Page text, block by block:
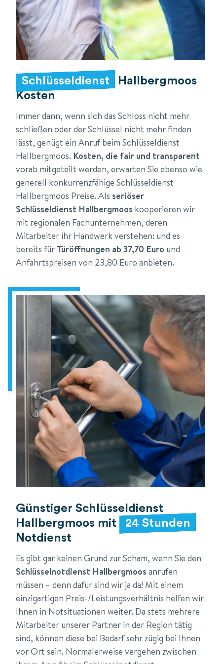
Schlüsseldienst
Hallbergmoos
Kosten
Immer dann, wenn sich das Schloss nicht mehr
schließen oder der Schlüssel nicht mehr finden
lässt, genügt ein Anruf beim Schlüsseldienst
Hallbergmoos. Kosten, die fair und transparent
vorab mitgeteilt werden, erwarten Sie ebenso wie
generell konkurrenzfähige Schlüsseldienst
Hallbergmoos Preise. Als seriöser
Schlüsseldienst Hallbergmoos kooperieren wir
mit regionalen Fachunternehmen, deren
Mitarbeiter ihr Handwerk verstehen: und es
bereits für Türöffnungen ab 37,70 Euro und
Anfahrtspreisen von 23,80 Euro anbieten.
Günstiger Schlüsseldienst
Hallbergmoos mit
24 Stunden
Notdienst
Es gibt gar keinen Grund zur Scham, wenn Sie den
Schlüsselnotdienst Hallbergmoos anrufen
müssen – denn dafür sind wir ja da! Mit einem
einzigartigen Preis-/Leistungsverhältnis helfen wir
Ihnen in Notsituationen weiter. Da stets mehrere
Mitarbeiter unserer Partner in der Region tätig
sind, können diese bei Bedarf sehr zügig bei Ihnen
vor Ort sein. Normalerweise vergehen zwischen